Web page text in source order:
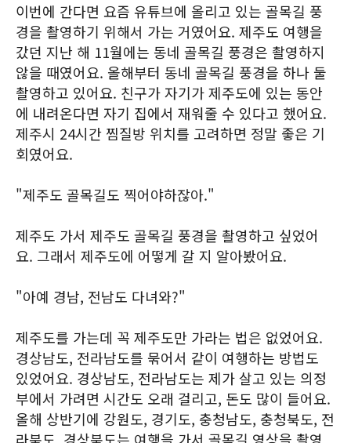
이번에 간다면 요즘 유튜브에 올리고 있는 골목길 풍
경을 촬영하기 위해서 가는 거였어요. 제주도 여행을
갔던 지난 해 11월에는 동네 골목길 풍경은 촬영하지
않을 때였어요. 올해부터 동네 골목길 풍경을 하나 둘
촬영하고 있어요. 친구가 자기가 제주도에 있는 동안
에 내려온다면 자기 집에서 재워줄 수 있다고 했어요.
제주시 24시간 찜질방 위치를 고려하면 정말 좋은 기
회였어요.
"제주도 골목길도 찍어야하잖아."
제주도 가서 제주도 골목길 풍경을 촬영하고 싶었어
요. 그래서 제주도에 어떻게 갈 지 알아봤어요.
"아예 경남, 전남도 다녀와?"
제주도를 가는데 꼭 제주도만 가라는 법은 없었어요.
경상남도, 전라남도를 묶어서 같이 여행하는 방법도
있었어요. 경상남도, 전라남도는 제가 살고 있는 의정
부에서 가려면 시간도 오래 걸리고, 돈도 많이 들어요.
올해 상반기에 강원도, 경기도, 충청남도, 충청북도, 전